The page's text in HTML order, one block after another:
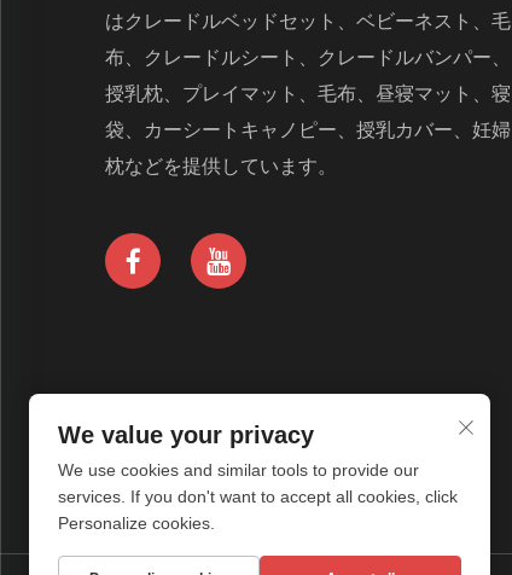
はクレードルベッドセット、ベビーネスト、毛
布、クレードルシート、クレードルバンパー、
授乳枕、プレイマット、毛布、昼寝マット、寝
袋、カーシートキャノピー、授乳カバー、妊婦
枕などを提供しています。
We value your privacy
We use cookies and similar tools to provide our
services. If you don't want to accept all cookies, click
Personalize cookies.